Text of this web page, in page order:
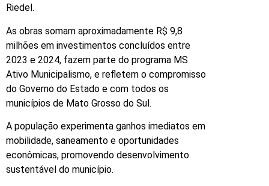
Riedel.
As obras somam aproximadamente R$ 9,8
milhões em investimentos concluídos entre
2023 e 2024, fazem parte do programa MS
Ativo Municipalismo, e refletem o compromisso
do Governo do Estado e com todos os
municípios de Mato Grosso do Sul.
A população experimenta ganhos imediatos em
mobilidade, saneamento e oportunidades
econômicas, promovendo desenvolvimento
sustentável do município.